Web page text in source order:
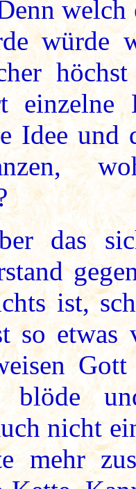
würde
einzelne
Idee und
das
ist,
so etwas
blöde
nicht
mehr